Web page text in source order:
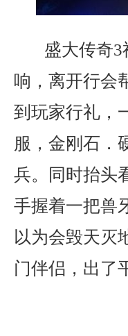
盛大传奇
响，离开行会
到玩家行礼，
服，金刚石．
兵。同时抬头
手握着一把兽
以为会毁天灭
门伴侣，出了